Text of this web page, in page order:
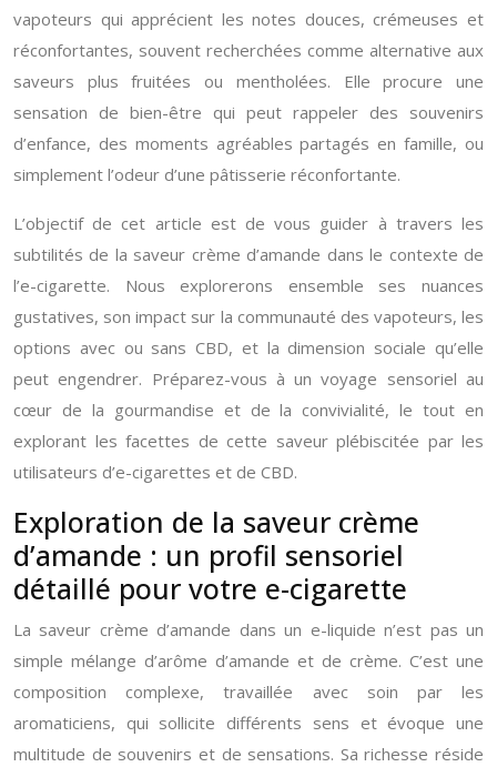
vapoteurs qui apprécient les notes douces, crémeuses et
réconfortantes, souvent recherchées comme alternative aux
saveurs plus fruitées ou mentholées. Elle procure une
sensation de bien-être qui peut rappeler des souvenirs
d’enfance, des moments agréables partagés en famille, ou
simplement l’odeur d’une pâtisserie réconfortante.
L’objectif de cet article est de vous guider à travers les
subtilités de la saveur crème d’amande dans le contexte de
l’e-cigarette. Nous explorerons ensemble ses nuances
gustatives, son impact sur la communauté des vapoteurs, les
options avec ou sans CBD, et la dimension sociale qu’elle
peut engendrer. Préparez-vous à un voyage sensoriel au
cœur de la gourmandise et de la convivialité, le tout en
explorant les facettes de cette saveur plébiscitée par les
utilisateurs d’e-cigarettes et de CBD.
Exploration de la saveur crème
d’amande : un profil sensoriel
détaillé pour votre e-cigarette
La saveur crème d’amande dans un e-liquide n’est pas un
simple mélange d’arôme d’amande et de crème. C’est une
composition complexe, travaillée avec soin par les
aromaticiens, qui sollicite différents sens et évoque une
multitude de souvenirs et de sensations. Sa richesse réside